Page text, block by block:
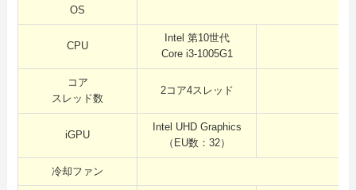
OS
CPU
Intel 第10世代
Core i3-1005G1
コア
スレッド数
2コア4スレッド
iGPU
Intel UHD Graphics
（EU数：32）
冷却ファン